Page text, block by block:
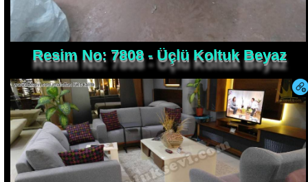
Resim No: 7808 - Üçlü Koltuk Beyaz